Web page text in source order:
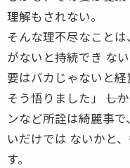
理解もされない。
そんな理不尽なこと
がないと持続でき ない
要はバカじゃないと経
そう悟りました」 ――
ンなど所詮は綺麗事
いだけでは ないかと
す。